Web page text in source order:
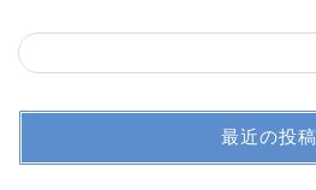
最近の投稿